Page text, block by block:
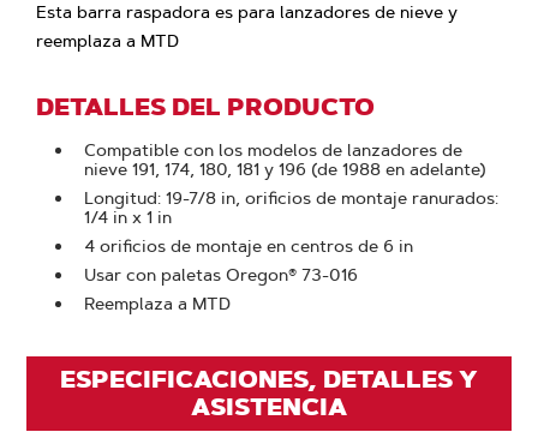
Esta barra raspadora es para lanzadores de nieve y
reemplaza a MTD
DETALLES DEL PRODUCTO
Compatible con los modelos de lanzadores de
nieve 191, 174, 180, 181 y 196 (de 1988 en adelante)
Longitud: 19-7/8 in, orificios de montaje ranurados:
1/4 in x 1 in
4 orificios de montaje en centros de 6 in
Usar con paletas Oregon® 73-016
Reemplaza a MTD
ESPECIFICACIONES, DETALLES Y
ASISTENCIA